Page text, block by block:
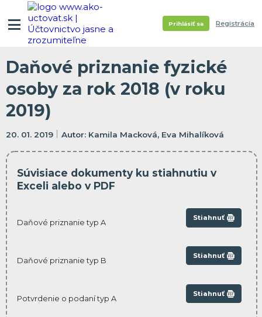
Prihlásiť sa Registrácia
Daňové priznanie fyzické
osoby za rok 2018 (v roku
2019)
20. 01. 2019 Kamila Macková, Eva Mihalíková
Súvisiace dokumenty ku stiahnutiu v
Exceli alebo v PDF
Daňové priznanie typ A
Stiahnuť
Daňové priznanie typ B
Stiahnuť
Potvrdenie o podaní typ A
Stiahnuť